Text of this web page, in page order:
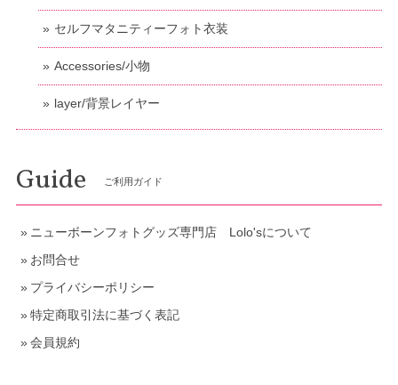
セルフマタニティーフォト衣装
Accessories/小物
layer/背景レイヤー
Guide ご利用ガイド
ニューボーンフォトグッズ専門店 Lolo'sについて
お問合せ
プライバシーポリシー
特定商取引法に基づく表記
会員規約